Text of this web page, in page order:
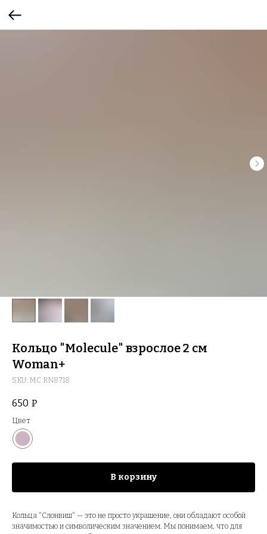
Кольцо "Molecule" взрослое 2 см
Woman+
SKU: MC RN8718
650 ₽
Цвет
В корзину
Кольца "Слонвиш" — это не просто украшение, они обладают особой
значимостью и символическим значением. Мы понимаем, что для